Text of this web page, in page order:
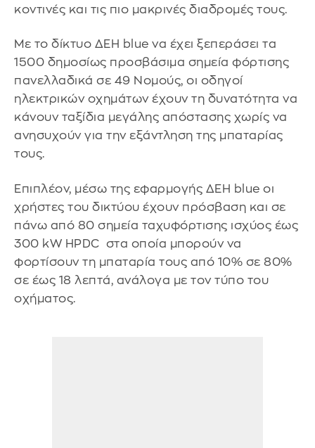
κοντινές και τις πιο μακρινές διαδρομές τους.
Με το δίκτυο ΔΕΗ blue να έχει ξεπεράσει τα
1500 δημοσίως προσβάσιμα σημεία φόρτισης
πανελλαδικά σε 49 Νομούς, οι οδηγοί
ηλεκτρικών οχημάτων έχουν τη δυνατότητα να
κάνουν ταξίδια μεγάλης απόστασης χωρίς να
ανησυχούν για την εξάντληση της μπαταρίας
τους.
Επιπλέον, μέσω της εφαρμογής ΔΕΗ blue οι
χρήστες του δικτύου έχουν πρόσβαση και σε
πάνω από 80 σημεία ταχυφόρτισης ισχύος έως
300 kW HPDC στα οποία μπορούν να
φορτίσουν τη μπαταρία τους από 10% σε 80%
σε έως 18 λεπτά, ανάλογα με τον τύπο του
οχήματος.